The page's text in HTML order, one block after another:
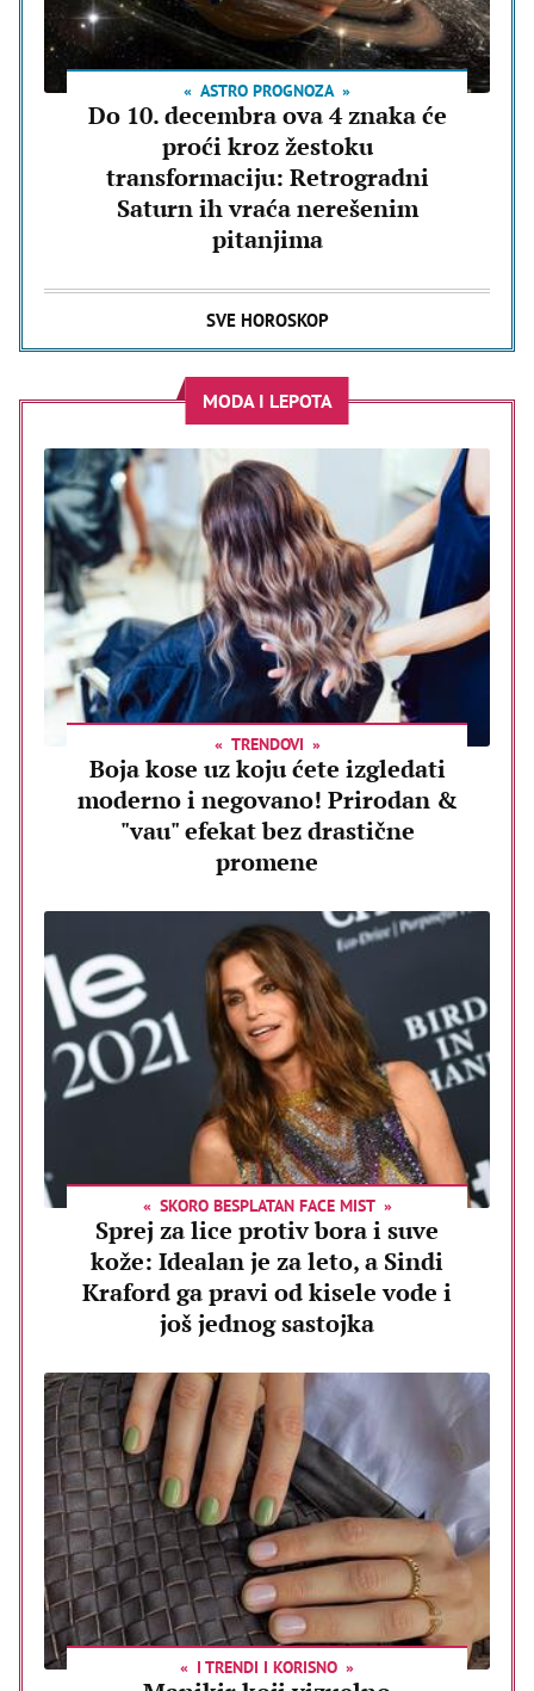
ASTRO PROGNOZA
Do 10. decembra ova 4 znaka će
proći kroz žestoku
transformaciju: Retrogradni
Saturn ih vraća nerešenim
pitanjima
SVE HOROSKOP
MODA I LEPOTA
TRENDOVI
Boja kose uz koju ćete izgledati
moderno i negovano! Prirodan &
"vau" efekat bez drastične
promene
SKORO BESPLATAN FACE MIST
Sprej za lice protiv bora i suve
kože: Idealan je za leto, a Sindi
Kraford ga pravi od kisele vode i
još jednog sastojka
I TRENDI I KORISNO